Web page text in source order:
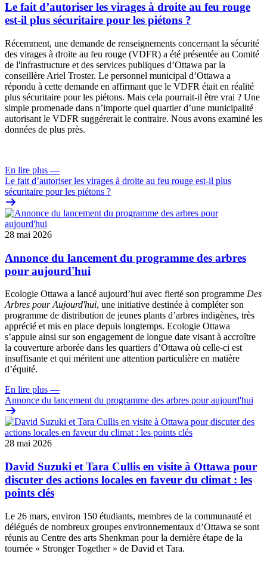
Le fait d’autoriser les virages à droite au feu rouge
est-il plus sécuritaire pour les piétons ?
Récemment, une demande de renseignements concernant la sécurité
des virages à droite au feu rouge (VDFR) a été présentée au Comité
de l'infrastructure et des services publiques d’Ottawa par la
conseillère Ariel Troster. Le personnel municipal d’Ottawa a
répondu à cette demande en affirmant que le VDFR était en réalité
plus sécuritaire pour les piétons. Mais cela pourrait-il être vrai ? Une
simple promenade dans n’importe quel quartier d’une municipalité
autorisant le VDFR suggérerait le contraire. Nous avons examiné les
données de plus près.
En lire plus —
Le fait d’autoriser les virages à droite au feu rouge est-il plus
sécuritaire pour les piétons ?
28 mai 2026
Annonce du lancement du programme des arbres
pour aujourd'hui
Ecologie Ottawa a lancé aujourd’hui avec fierté son programme Des
Arbres pour Aujourd'hui, une initiative destinée à compléter son
programme de distribution de jeunes plants d’arbres indigènes, très
apprécié et mis en place depuis longtemps. Ecologie Ottawa
s’appuie ainsi sur son engagement de longue date visant à accroître
la couverture arborée dans les quartiers d’Ottawa où celle-ci est
insuffisante et qui méritent une attention particulière en matière
d’équité.
En lire plus —
Annonce du lancement du programme des arbres pour aujourd'hui
28 mai 2026
David Suzuki et Tara Cullis en visite à Ottawa pour
discuter des actions locales en faveur du climat : les
points clés
Le 26 mars, environ 150 étudiants, membres de la communauté et
délégués de nombreux groupes environnementaux d’Ottawa se sont
réunis au Centre des arts Shenkman pour la dernière étape de la
tournée « Stronger Together » de David et Tara.